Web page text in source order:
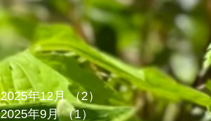
2025年12月 （2）
2件の記事
2025年9月 （1）1件の記事